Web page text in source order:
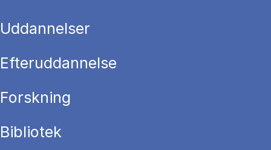
Uddannelser
Efteruddannelse
Forskning
Bibliotek